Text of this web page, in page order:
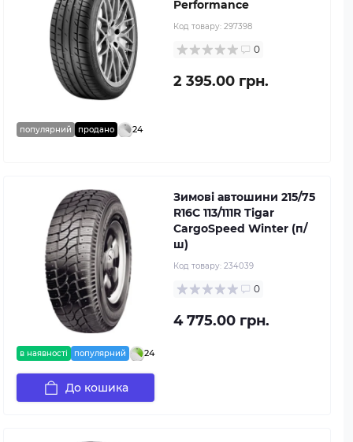
популярний продано 24
Performance
Код товару: 297398
0
2 395.00 грн.
в наявності популярний 24
Зимові автошини 215/75
R16C 113/111R Tigar
CargoSpeed Winter (п/
ш)
Код товару: 234039
0
4 775.00 грн.
До кошика